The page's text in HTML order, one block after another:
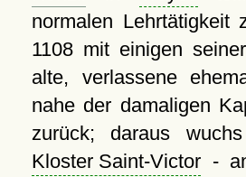
normalen Lehrtätigkeit
1108 mit einigen
alte, verlassene
nahe der damaligen
zurück; daraus
Kloster Saint-Victor-